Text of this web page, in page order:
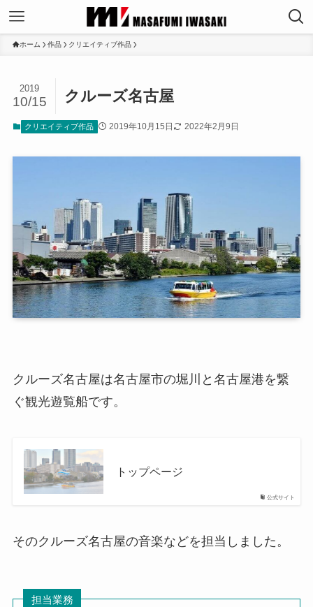
ホーム 作品 クリエイティブ作品
クルーズ名古屋
2019
10/15
クリエイティブ作品 2019年10月15日 2022年2月9日
クルーズ名古屋は名古屋市の堀川と名古屋港を繋
ぐ観光遊覧船です。
公式サイト
トップページ
そのクルーズ名古屋の音楽などを担当しました。
担当業務